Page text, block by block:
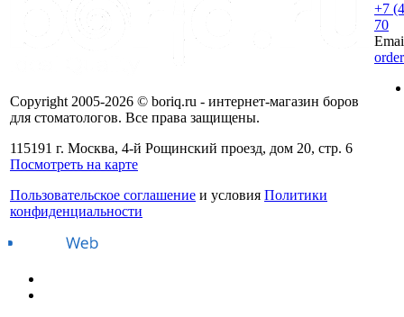
Copyright 2005-2026 © boriq.ru - интернет-магазин боров
для стоматологов. Все права защищены.
115191 г. Москва, 4-й Рощинский проезд, дом 20, стр. 6
Посмотреть на карте
Пользовательское соглашение и условия Политики
конфиденциальности
+7
70